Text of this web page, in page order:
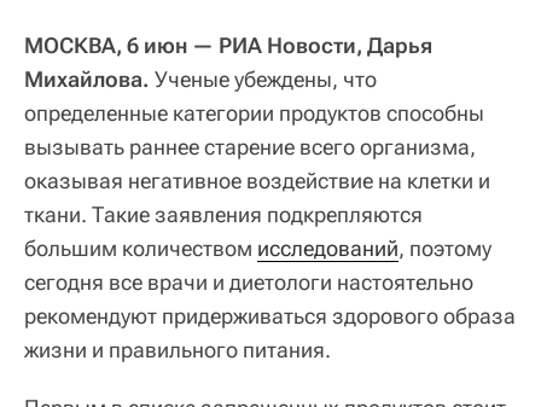
МОСКВА, 6 июн — РИА Новости, Дарья
Михайлова. Ученые убеждены, что
определенные категории продуктов способны
вызывать раннее старение всего организма,
оказывая негативное воздействие на клетки и
ткани. Такие заявления подкрепляются
большим количеством исследований, поэтому
сегодня все врачи и диетологи настоятельно
рекомендуют придерживаться здорового образа
жизни и правильного питания.